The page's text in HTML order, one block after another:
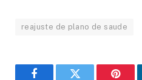
reajuste de plano de saude